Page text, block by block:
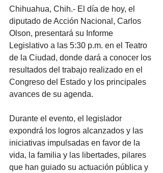
Chihuahua, Chih.- El día de hoy, el
diputado de Acción Nacional, Carlos
Olson, presentará su Informe
Legislativo a las 5:30 p.m. en el Teatro
de la Ciudad, donde dará a conocer los
resultados del trabajo realizado en el
Congreso del Estado y los principales
avances de su agenda.
Durante el evento, el legislador
expondrá los logros alcanzados y las
iniciativas impulsadas en favor de la
vida, la familia y las libertades, pilares
que han guiado su actuación pública y